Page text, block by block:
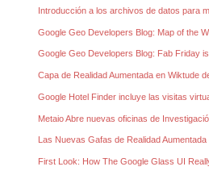
Introducción a los archivos de datos para
Google Geo Developers Blog: Map of the
Google Geo Developers Blog: Fab Friday
Capa de Realidad Aumentada en Wiktude
Google Hotel Finder incluye las visitas
Metaio Abre nuevas oficinas de
Las Nuevas Gafas de Realidad Aumentada
First Look: How The Google Glass UI